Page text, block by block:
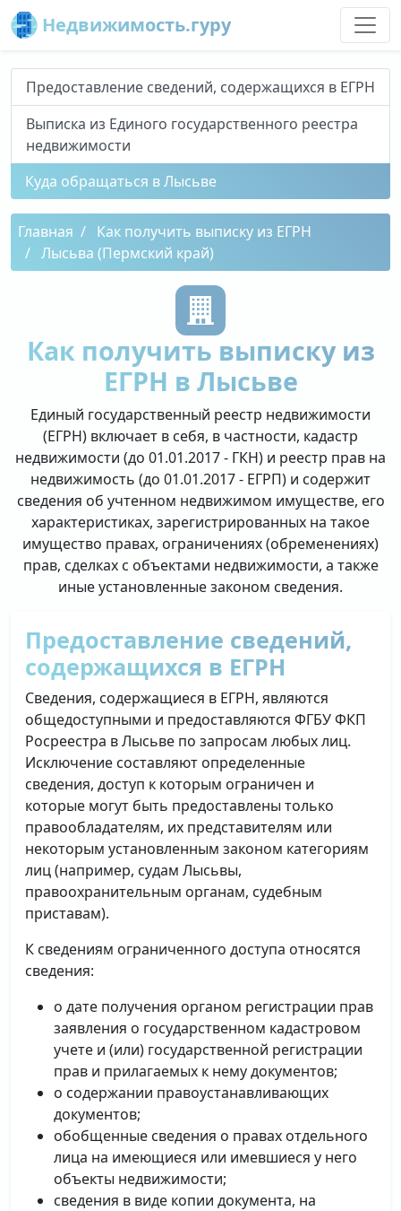
Недвижимость.гуру
Предоставление сведений, содержащихся в ЕГРН
Выписка из Единого государственного реестра
недвижимости
Куда обращаться в Лысьве
Главная
Как получить выписку из ЕГРН
Лысьва (Пермский край)
Как получить выписку из
ЕГРН в Лысьве
Единый государственный реестр недвижимости
(ЕГРН) включает в себя, в частности, кадастр
недвижимости (до 01.01.2017 - ГКН) и реестр прав на
недвижимость (до 01.01.2017 - ЕГРП) и содержит
сведения об учтенном недвижимом имуществе, его
характеристиках, зарегистрированных на такое
имущество правах, ограничениях (обременениях)
прав, сделках с объектами недвижимости, а также
иные установленные законом сведения.
Предоставление сведений,
содержащихся в ЕГРН
Сведения, содержащиеся в ЕГРН, являются
общедоступными и предоставляются ФГБУ ФКП
Росреестра в Лысьве по запросам любых лиц.
Исключение составляют определенные
сведения, доступ к которым ограничен и
которые могут быть предоставлены только
правообладателям, их представителям или
некоторым установленным законом категориям
лиц (например, судам Лысьвы,
правоохранительным органам, судебным
приставам).
К сведениям ограниченного доступа относятся
сведения:
о дате получения органом регистрации прав
заявления о государственном кадастровом
учете и (или) государственной регистрации
прав и прилагаемых к нему документов;
о содержании правоустанавливающих
документов;
обобщенные сведения о правах отдельного
лица на имеющиеся или имевшиеся у него
объекты недвижимости;
сведения в виде копии документа, на